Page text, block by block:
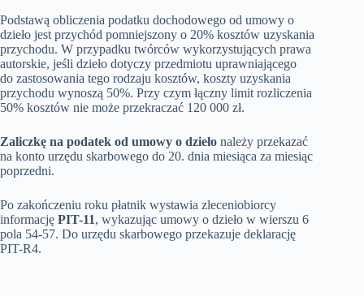
Podstawą obliczenia podatku dochodowego od umowy o
dzieło jest przychód pomniejszony o 20% kosztów uzyskania
przychodu. W przypadku twórców wykorzystujących prawa
autorskie, jeśli dzieło dotyczy przedmiotu uprawniającego
do zastosowania tego rodzaju kosztów, koszty uzyskania
przychodu wynoszą 50%. Przy czym łączny limit rozliczenia
50% kosztów nie może przekraczać 120 000 zł.
Zaliczkę na podatek od umowy o dzieło należy przekazać
na konto urzędu skarbowego do 20. dnia miesiąca za miesiąc
poprzedni.
Po zakończeniu roku płatnik wystawia zleceniobiorcy
informację PIT-11, wykazując umowy o dzieło w wierszu 6
pola 54-57. Do urzędu skarbowego przekazuje deklarację
PIT-R4.